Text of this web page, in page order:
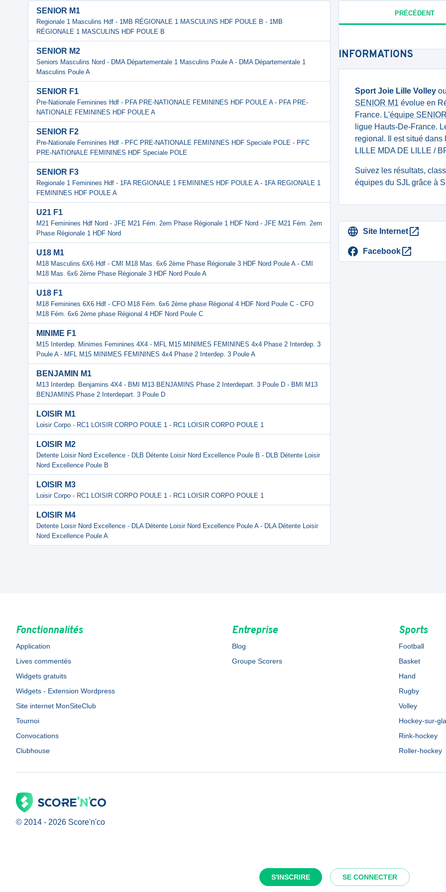
S'INSCRIRE SE CONNECTER
SENIOR M1
Regionale 1 Masculins Hdf - 1MB RÉGIONALE 1 MASCULINS HDF POULE B - 1MB
RÉGIONALE 1 MASCULINS HDF POULE B
SENIOR M2
Seniors Masculins Nord - DMA Départementale 1 Masculins Poule A - DMA Départementale 1
Masculins Poule A
SENIOR F1
Pre-Nationale Feminines Hdf - PFA PRE-NATIONALE FEMININES HDF POULE A - PFA PRE-
NATIONALE FEMININES HDF POULE A
SENIOR F2
Pre-Nationale Feminines Hdf - PFC PRE-NATIONALE FEMININES HDF Speciale POLE - PFC
PRE-NATIONALE FEMININES HDF Speciale POLE
SENIOR F3
Regionale 1 Feminines Hdf - 1FA REGIONALE 1 FEMININES HDF POULE A - 1FA REGIONALE 1
FEMININES HDF POULE A
U21 F1
M21 Feminines Hdf Nord - JFE M21 Fém. 2em Phase Régionale 1 HDF Nord - JFE M21 Fém. 2em
Phase Régionale 1 HDF Nord
U18 M1
M18 Masculins 6X6 Hdf - CMI M18 Mas. 6x6 2ème Phase Régionale 3 HDF Nord Poule A - CMI
M18 Mas. 6x6 2ème Phase Régionale 3 HDF Nord Poule A
U18 F1
M18 Feminines 6X6 Hdf - CFO M18 Fém. 6x6 2ème phase Régional 4 HDF Nord Poule C - CFO
M18 Fém. 6x6 2ème phase Régional 4 HDF Nord Poule C
MINIME F1
M15 Interdep. Minimes Feminines 4X4 - MFL M15 MINIMES FEMININES 4x4 Phase 2 Interdep. 3
Poule A - MFL M15 MINIMES FEMININES 4x4 Phase 2 Interdep. 3 Poule A
BENJAMIN M1
M13 Interdep. Benjamins 4X4 - BMI M13 BENJAMINS Phase 2 Interdepart. 3 Poule D - BMI M13
BENJAMINS Phase 2 Interdepart. 3 Poule D
LOISIR M1
Loisir Corpo - RC1 LOISIR CORPO POULE 1 - RC1 LOISIR CORPO POULE 1
LOISIR M2
Detente Loisir Nord Excellence - DLB Détente Loisir Nord Excellence Poule B - DLB Détente Loisir
Nord Excellence Poule B
LOISIR M3
Loisir Corpo - RC1 LOISIR CORPO POULE 1 - RC1 LOISIR CORPO POULE 1
LOISIR M4
Detente Loisir Nord Excellence - DLA Détente Loisir Nord Excellence Poule A - DLA Détente Loisir
Nord Excellence Poule A
PRÉCÉDENT
INFORMATIONS
Sport Joie Lille Volley
SENIOR M1 évolue en
France. L'équipe
ligue Hauts-De-France.
regional. Il est situé dans
LILLE MDA DE LILLE /
Suivez les résultats,
équipes du SJL grâce à
Site Internet
Facebook
Fonctionnalités
Application
Lives commentés
Widgets gratuits
Widgets - Extension Wordpress
Site internet MonSiteClub
Tournoi
Convocations
Clubhouse
Entreprise
Blog
Groupe Scorers
Sports
Football
Basket
Hand
Rugby
Volley
Hockey-sur-
Rink-hockey
Roller-hockey
© 2014 - 2026 Score'n'co